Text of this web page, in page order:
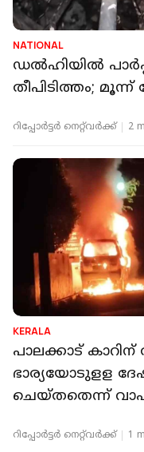
NATIONAL
ഡല്‍ഹിയില്‍
തീപിടിത്തം;
റിപ്പോർട്ടർ നെറ്റ്‌വര്‍ക്ക്‌ 2
KERALA
പാലക്കാട് കാറിന്
ഭാര്യയോടുളള
ചെയ്തതെന്ന്
റിപ്പോർട്ടർ നെറ്റ്‌വര്‍ക്ക്‌ 1